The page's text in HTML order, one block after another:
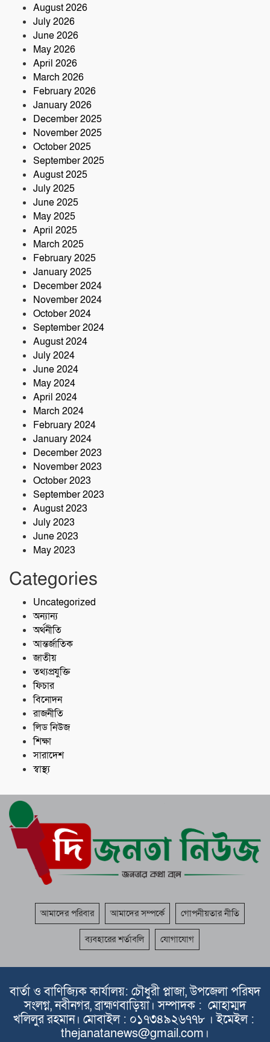
August 2026
July 2026
June 2026
May 2026
April 2026
March 2026
February 2026
January 2026
December 2025
November 2025
October 2025
September 2025
August 2025
July 2025
June 2025
May 2025
April 2025
March 2025
February 2025
January 2025
December 2024
November 2024
October 2024
September 2024
August 2024
July 2024
June 2024
May 2024
April 2024
March 2024
February 2024
January 2024
December 2023
November 2023
October 2023
September 2023
August 2023
July 2023
June 2023
May 2023
Categories
Uncategorized
অন্যান্য
অর্থনীতি
আন্তর্জাতিক
জাতীয়
তথ্যপ্রযুক্তি
ফিচার
বিনোদন
রাজনীতি
লিড নিউজ
শিক্ষা
সারাদেশ
স্বাস্থ্য
আমাদের পরিবার আমাদের সম্পর্কে গোপনীয়তার নীতি
ব্যবহারের শর্তাবলি যোগাযোগ
বার্তা ও বাণিজ্যিক কার্যালয়: চৌধুরী প্লাজা, উপজেলা পরিষদ
সংলগ্ন, নবীনগর, ব্রাহ্মণবাড়িয়া। সম্পাদক : মোহাম্মদ
খলিলুর রহমান। মোবাইল : ০১৭৩৪৯২৬৭৭৮ । ইমেইল :
thejanatanews@gmail.com।